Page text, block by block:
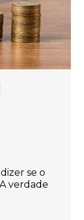
se o
verdade